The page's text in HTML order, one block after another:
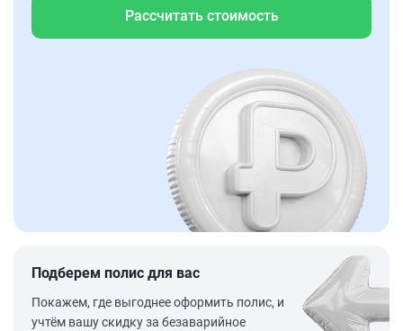
Рассчитать стоимость
Подберем полис для вас
Покажем, где выгоднее оформить полис, и
учтём вашу скидку за безаварийное